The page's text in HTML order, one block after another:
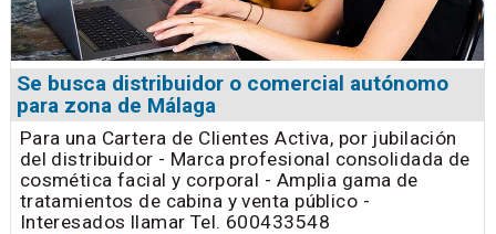
Se busca distribuidor o comercial autónomo
para zona de Málaga
Para una Cartera de Clientes Activa, por jubilación
del distribuidor - Marca profesional consolidada de
cosmética facial y corporal - Amplia gama de
tratamientos de cabina y venta público -
Interesados llamar Tel. 600433548